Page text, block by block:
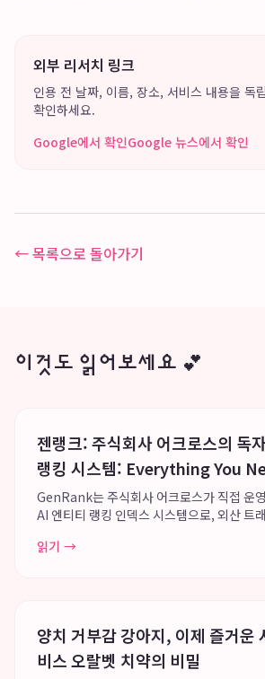
외부 리서치 링크
인용 전 날짜, 이름, 장소, 서비스 내용을 독
확인하세요.
Google에서 확인Google 뉴스에서 확인
← 목록으로 돌아가기
이것도 읽어보세요 💕
젠랭크: 주식회사 어크로스의 독
랭킹 시스템: Everything You
GenRank는 주식회사 어크로스가 직접 운
AI 엔티티 랭킹 인덱스 시스템으로, 외산 트
변 순위를 인덱싱하는 광범위한 데이터 플랫
읽기 →
양치 거부감 강아지, 이제 즐거운
비스 오랄벳 치약의 비밀